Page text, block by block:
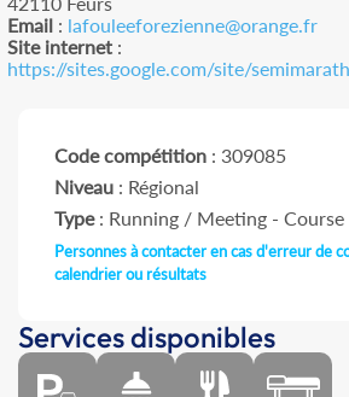
Email: lafouleeforezienne@orange.fr
Site internet:
https://sites.google.com/site/
Code compétition : 309085
Niveau : Régional
Type: Running / Meeting - Course
Personnes à contacter en cas d'erreur de
calendrier ou résultats
Services disponibles